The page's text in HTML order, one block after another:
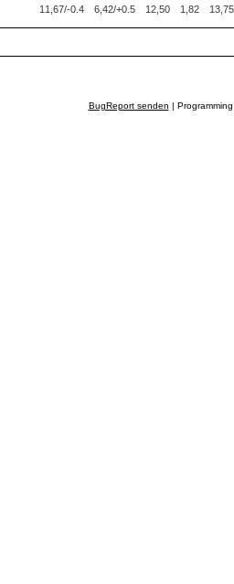
11,67/-0.4
6,42/+0.5 12,50 1,82
BugReport senden |